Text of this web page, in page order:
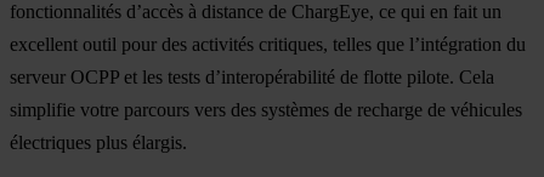
fonctionnalités d’accès à distance de ChargEye, ce qui en fait un
excellent outil pour des activités critiques, telles que l’intégration du
serveur OCPP et les tests d’interopérabilité de flotte pilote. Cela
simplifie votre parcours vers des systèmes de recharge de véhicules
électriques plus élargis.